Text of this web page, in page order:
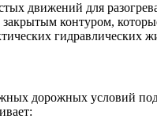
движений для
закрытым контуром,
гидравлических
дорожных условий